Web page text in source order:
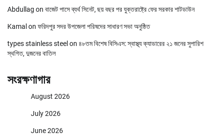
Abdullag on বাজেট পাসে ব্যর্থ সিনেট, ছয় বছর পর যুক্তরাষ্ট্রে ফের সরকার শাটডাউন
Kamalon ফরিদপুর সদর উপজেলা পরিষদের সাধারণ সভা অনুষ্ঠিত
types stainless steelon ৪৮তম বিশেষ বিসিএস: স্বাস্থ্য ক্যাডারের ২১ জনের সুপারিশ
স্থগিত, দুজনের বাতিল
সংরক্ষণাগার
August 2026
July 2026
June 2026